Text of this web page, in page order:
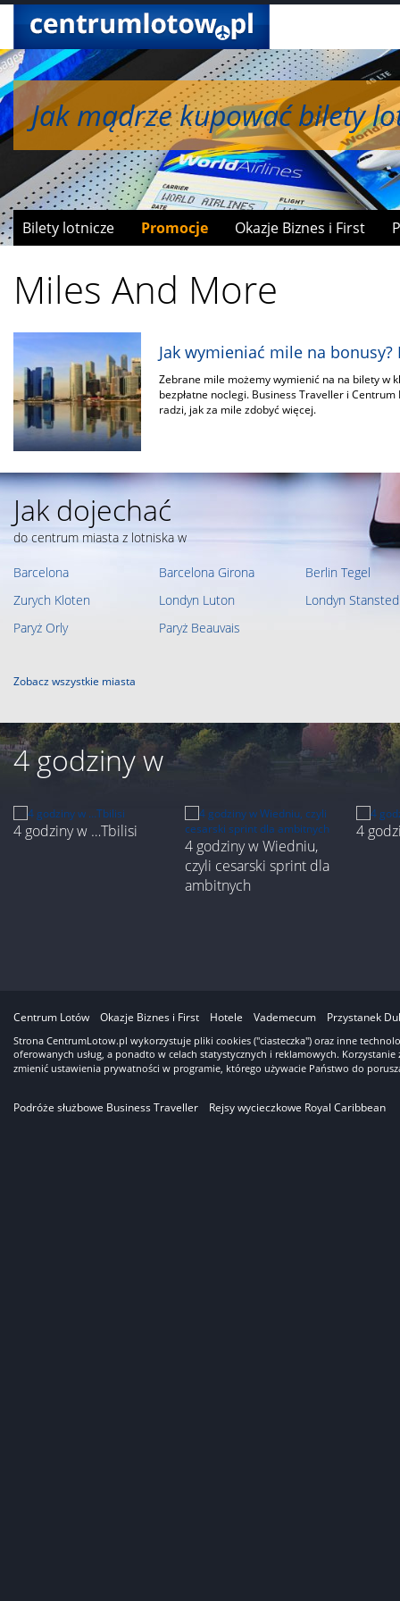
Bilety lotnicze Promocje Okazje Biznes i First
Jak mądrze kupować bilety
Jak wymieniać mile na
Miles And More
Jak wymieniać mile na
Zebrane mile możemy wymienić na na bilety w
bezpłatne noclegi. Business Traveller i
radzi, jak za mile zdobyć więcej.
Jak dojechać
do centrum miasta z lotniska w
Barcelona Barcelona Girona
Berlin Tegel
Zurych Kloten
Londyn Luton
Londyn Stansted
Paryż Orly
Paryż Beauvais
Zobacz wszystkie miasta
4 godziny w
4 godziny w …Tbilisi
4 godziny w Wiedniu,
czyli cesarski sprint dla
ambitnych
4
Centrum Lotów Okazje Biznes i First Hotele Vademecum Przystanek
Strona CentrumLotow.pl wykorzystuje pliki cookies ("ciasteczka") oraz inne
oferowanych usług, a ponadto w celach statystycznych i reklamowych.
zmienić ustawienia prywatności w programie, którego używacie Państwo do
Podróże służbowe Business Traveller Rejsy wycieczkowe Royal Caribbean